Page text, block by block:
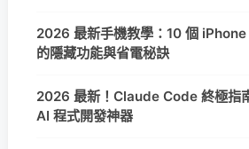
2026 最新手機教學：10 個
的隱藏功能與省電秘訣
2026 最新！Claude Code 終極指
AI 程式開發神器